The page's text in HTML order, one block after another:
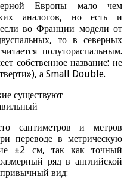
Европы мало чем
аналогов, но есть и
во Франции модели от
то в северных
полутораспальным.
собственное название: не
а Small Double.
сантиметров и метров
переводе в метрическую
±2 см, так как точный
ряд в английской
вид: